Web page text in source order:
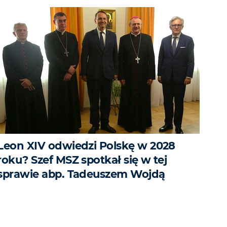
XIV odwiedzi Polskę w 2028
Szef MSZ spotkał się w tej
abp. Tadeuszem Wojdą